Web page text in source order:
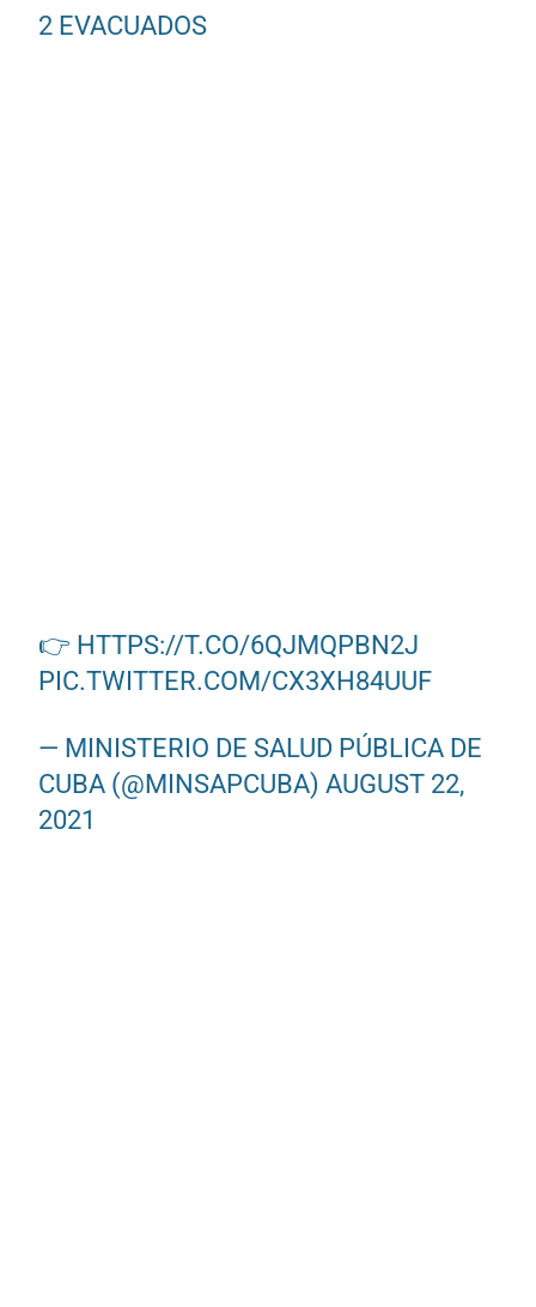
2 EVACUADOS
👉 HTTPS://T.CO/6QJMQPBN2J
PIC.TWITTER.COM/CX3XH84UUF
— MINISTERIO DE SALUD PÚBLICA DE
CUBA (@MINSAPCUBA)AUGUST 22,
2021